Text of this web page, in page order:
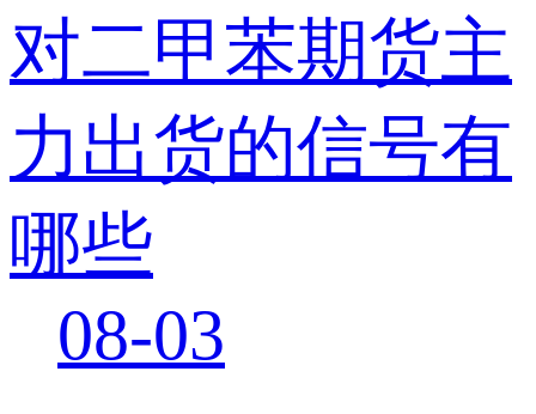
对二甲苯期货主
力出货的信号有
哪些
08-03